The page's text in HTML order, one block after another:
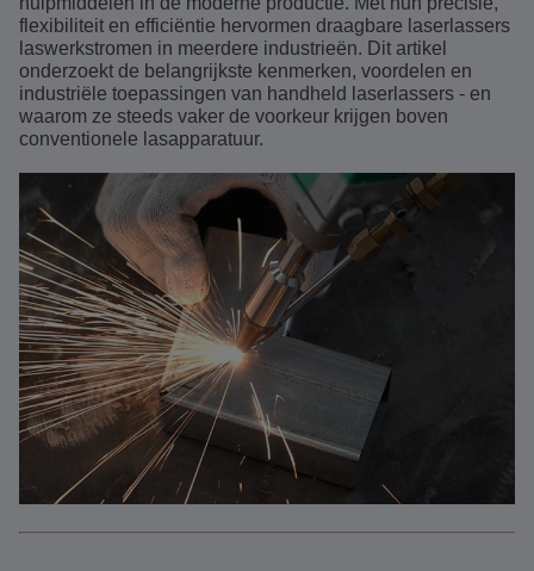
flexibiliteit en efficiëntie hervormen draagbare laserlassers
laswerkstromen in meerdere industrieën. Dit artikel
onderzoekt de belangrijkste kenmerken, voordelen en
industriële toepassingen van handheld laserlassers - en
waarom ze steeds vaker de voorkeur krijgen boven
conventionele lasapparatuur.